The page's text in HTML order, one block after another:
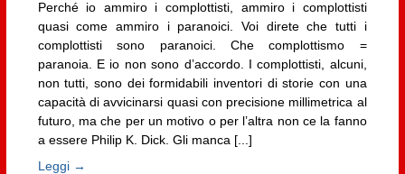
Perché io ammiro i complottisti, ammiro i complottisti
quasi come ammiro i paranoici. Voi direte che tutti i
complottisti sono paranoici. Che complottismo =
paranoia. E io non sono d’accordo. I complottisti, alcuni,
non tutti, sono dei formidabili inventori di storie con una
capacità di avvicinarsi quasi con precisione millimetrica al
futuro, ma che per un motivo o per l’altra non ce la fanno
a essere Philip K. Dick. Gli manca [...]
Leggi →